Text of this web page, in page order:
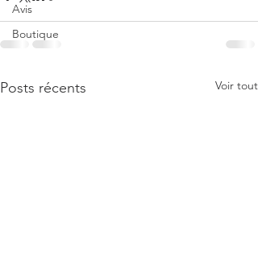
Avis
Boutique
Posts récents Voir tout